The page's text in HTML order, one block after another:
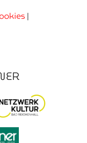
|